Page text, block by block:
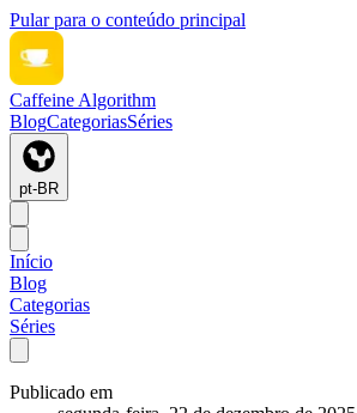
Pular para o conteúdo principal
Caffeine Algorithm
BlogCategoriasSéries
pt-BR
Início
Blog
Categorias
Séries
Publicado em